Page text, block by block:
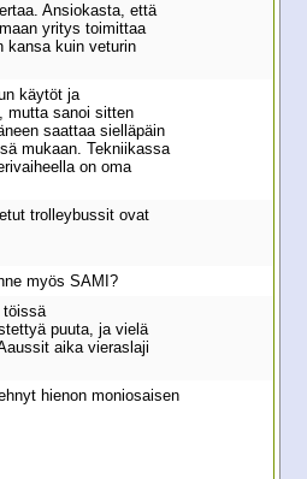
Ansiokasta, että
yritys toimittaa
kansa kuin veturin
käytöt ja
mutta sanoi sitten
saattaa sielläpäin
mukaan. Tekniikassa
on oma
trolleybussit ovat
myös SAMI?
töissä
puuta, ja vielä
aika vieraslaji
hienon moniosaisen